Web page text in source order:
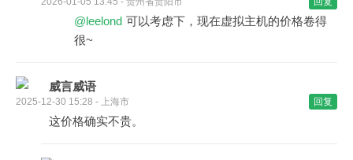
@leelond 可以考虑下，现在虚拟主机的价格卷得
很~
威言威语
2025-12-30 15:28 - 上海市 回复
这价格确实不贵。